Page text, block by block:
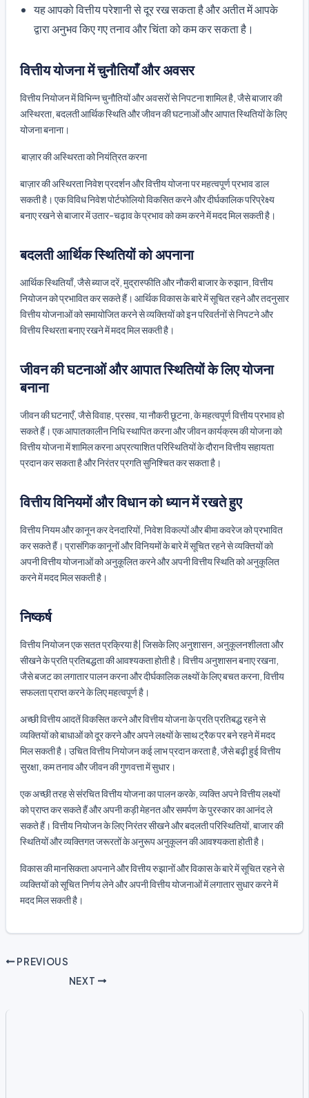
यह आपको वित्तीय परेशानी से दूर रख सकता है और अतीत में आपके
द्वारा अनुभव किए गए तनाव और चिंता को कम कर सकता है।
वित्तीय योजना में चुनौतियाँ और अवसर
वित्तीय नियोजन में विभिन्न चुनौतियों और अवसरों से निपटना शामिल है, जैसे बाजार की
अस्थिरता, बदलती आर्थिक स्थिति और जीवन की घटनाओं और आपात स्थितियों के लिए
योजना बनाना।
बाज़ार की अस्थिरता को नियंत्रित करना
बाज़ार की अस्थिरता निवेश प्रदर्शन और वित्तीय योजना पर महत्वपूर्ण प्रभाव डाल
सकती है। एक विविध निवेश पोर्टफोलियो विकसित करने और दीर्घकालिक परिप्रेक्ष्य
बनाए रखने से बाजार में उतार-चढ़ाव के प्रभाव को कम करने में मदद मिल सकती है।
बदलती आर्थिक स्थितियों को अपनाना
आर्थिक स्थितियाँ, जैसे ब्याज दरें, मुद्रास्फीति और नौकरी बाजार के रुझान, वित्तीय
नियोजन को प्रभावित कर सकते हैं। आर्थिक विकास के बारे में सूचित रहने और तदनुसार
वित्तीय योजनाओं को समायोजित करने से व्यक्तियों को इन परिवर्तनों से निपटने और
वित्तीय स्थिरता बनाए रखने में मदद मिल सकती है।
जीवन की घटनाओं और आपात स्थितियों के लिए योजना
बनाना
जीवन की घटनाएँ, जैसे विवाह, प्रसव, या नौकरी छूटना, के महत्वपूर्ण वित्तीय प्रभाव हो
सकते हैं। एक आपातकालीन निधि स्थापित करना और जीवन कार्यक्रम की योजना को
वित्तीय योजना में शामिल करना अप्रत्याशित परिस्थितियों के दौरान वित्तीय सहायता
प्रदान कर सकता है और निरंतर प्रगति सुनिश्चित कर सकता है।
वित्तीय विनियमों और विधान को ध्यान में रखते हुए
वित्तीय नियम और कानून कर देनदारियों, निवेश विकल्पों और बीमा कवरेज को प्रभावित
कर सकते हैं। प्रासंगिक कानूनों और विनियमों के बारे में सूचित रहने से व्यक्तियों को
अपनी वित्तीय योजनाओं को अनुकूलित करने और अपनी वित्तीय स्थिति को अनुकूलित
करने में मदद मिल सकती है।
निष्कर्ष
वित्तीय नियोजन एक सतत प्रक्रिया है| जिसके लिए अनुशासन, अनुकूलनशीलता और
सीखने के प्रति प्रतिबद्धता की आवश्यकता होती है। वित्तीय अनुशासन बनाए रखना,
जैसे बजट का लगातार पालन करना और दीर्घकालिक लक्ष्यों के लिए बचत करना, वित्तीय
सफलता प्राप्त करने के लिए महत्वपूर्ण है।
अच्छी वित्तीय आदतें विकसित करने और वित्तीय योजना के प्रति प्रतिबद्ध रहने से
व्यक्तियों को बाधाओं को दूर करने और अपने लक्ष्यों के साथ ट्रैक पर बने रहने में मदद
मिल सकती है। उचित वित्तीय नियोजन कई लाभ प्रदान करता है, जैसे बढ़ी हुई वित्तीय
सुरक्षा, कम तनाव और जीवन की गुणवत्ता में सुधार।
एक अच्छी तरह से संरचित वित्तीय योजना का पालन करके, व्यक्ति अपने वित्तीय लक्ष्यों
को प्राप्त कर सकते हैं और अपनी कड़ी मेहनत और समर्पण के पुरस्कार का आनंद ले
सकते हैं। वित्तीय नियोजन के लिए निरंतर सीखने और बदलती परिस्थितियों, बाजार की
स्थितियों और व्यक्तिगत जरूरतों के अनुरूप अनुकूलन की आवश्यकता होती है।
विकास की मानसिकता अपनाने और वित्तीय रुझानों और विकास के बारे में सूचित रहने से
व्यक्तियों को सूचित निर्णय लेने और अपनी वित्तीय योजनाओं में लगातार सुधार करने में
मदद मिल सकती है।
PREVIOUS
NEXT